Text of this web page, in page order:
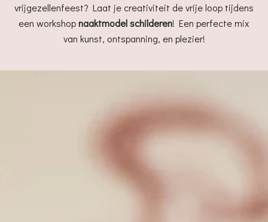
vrijgezellenfeest? Laat je creativiteit de vrije loop tijdens
een workshopnaaktmodel schilderen! Een perfecte mix
van kunst, ontspanning, en plezier!